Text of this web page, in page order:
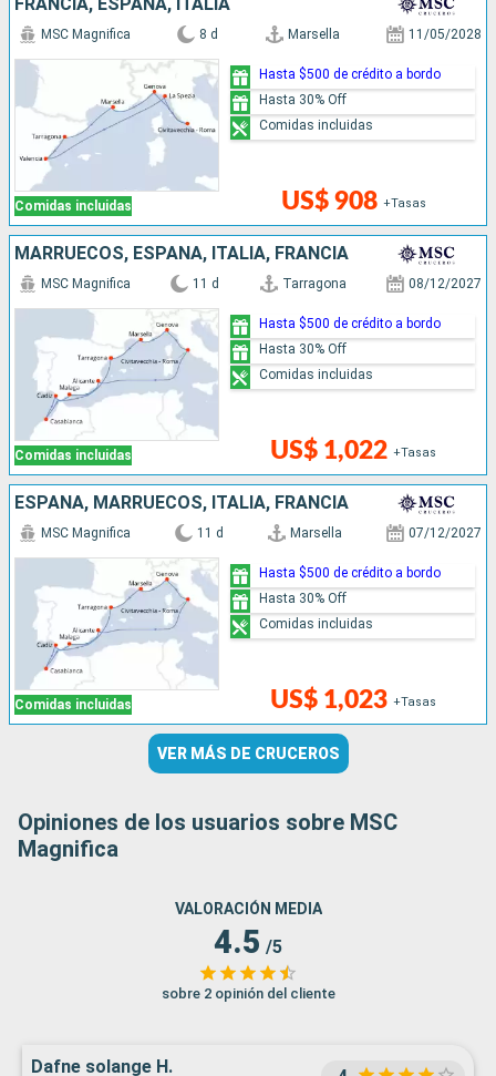
FRANCIA, ESPAÑA, ITALIA
Comidas incluidas
MSC Magnifica 8 d Marsella 11/05/2028
US$ 908 +Tasas
Hasta $500 de crédito a bordo
Hasta 30% Off
Comidas incluidas
MARRUECOS, ESPAÑA, ITALIA, FRANCIA
Comidas incluidas
MSC Magnifica 11 d Tarragona 08/12/2027
US$ 1,022 +Tasas
Hasta $500 de crédito a bordo
Hasta 30% Off
Comidas incluidas
ESPAÑA, MARRUECOS, ITALIA, FRANCIA
Comidas incluidas
MSC Magnifica 11 d Marsella 07/12/2027
US$ 1,023 +Tasas
Hasta $500 de crédito a bordo
Hasta 30% Off
Comidas incluidas
VER MÁS DE CRUCEROS
Opiniones de los usuarios sobre MSC
Magnifica
VALORACIÓN MEDIA
4.5 /5
sobre 2 opinión del cliente
Dafne solange H.